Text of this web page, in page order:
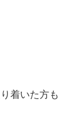
着いた方も